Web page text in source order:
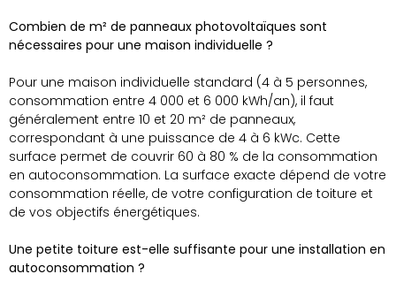
Combien de m² de panneaux photovoltaïques sont
nécessaires pour une maison individuelle ?
Pour une maison individuelle standard (4 à 5 personnes,
consommation entre 4 000 et 6 000 kWh/an), il faut
généralement entre 10 et 20 m² de panneaux,
correspondant à une puissance de 4 à 6 kWc. Cette
surface permet de couvrir 60 à 80 % de la consommation
en autoconsommation. La surface exacte dépend de votre
consommation réelle, de votre configuration de toiture et
de vos objectifs énergétiques.
Une petite toiture est-elle suffisante pour une installation en
autoconsommation ?